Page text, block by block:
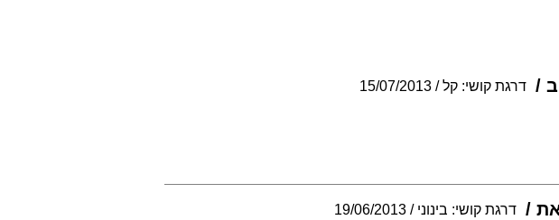
דרגת קושי: קל
15/07/2013
דרגת קושי: בינוני
19/06/2013